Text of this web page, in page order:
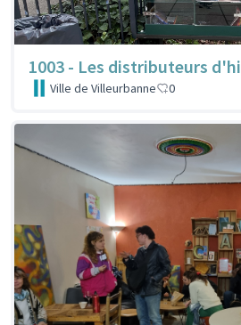
1003 - Les distributeurs
Ville de Villeurbanne 0